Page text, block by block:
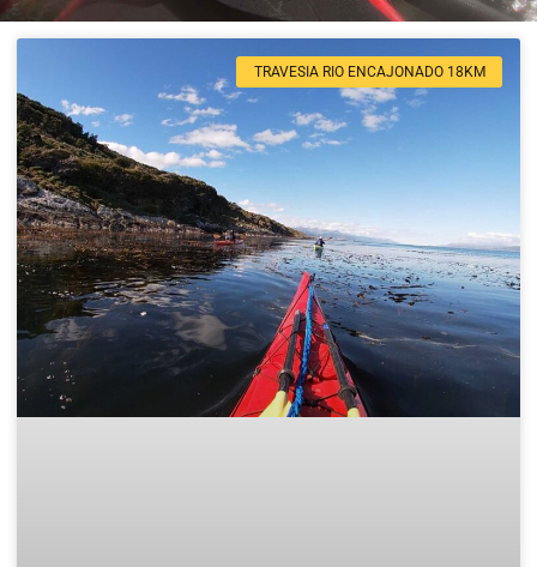
TRAVESIA RIO ENCAJONADO 18KM